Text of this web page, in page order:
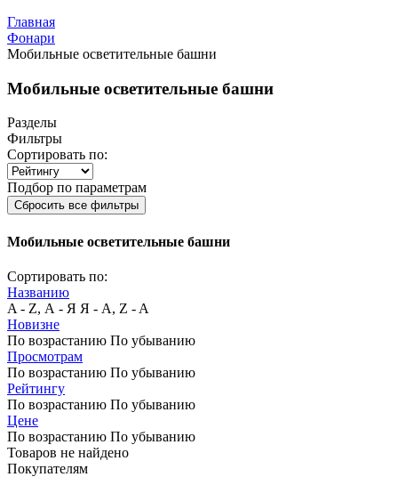
Главная
Фонари
Мобильные осветительные башни
Мобильные осветительные башни
Разделы
Фильтры
Сортировать по:
Подбор по параметрам
Сбросить все фильтры
Мобильные осветительные башни
Сортировать по:
Названию
A - Z, А - Я Я - А, Z - A
Новизне
По возрастанию По убыванию
Просмотрам
По возрастанию По убыванию
Рейтингу
По возрастанию По убыванию
Цене
По возрастанию По убыванию
Товаров не найдено
Покупателям